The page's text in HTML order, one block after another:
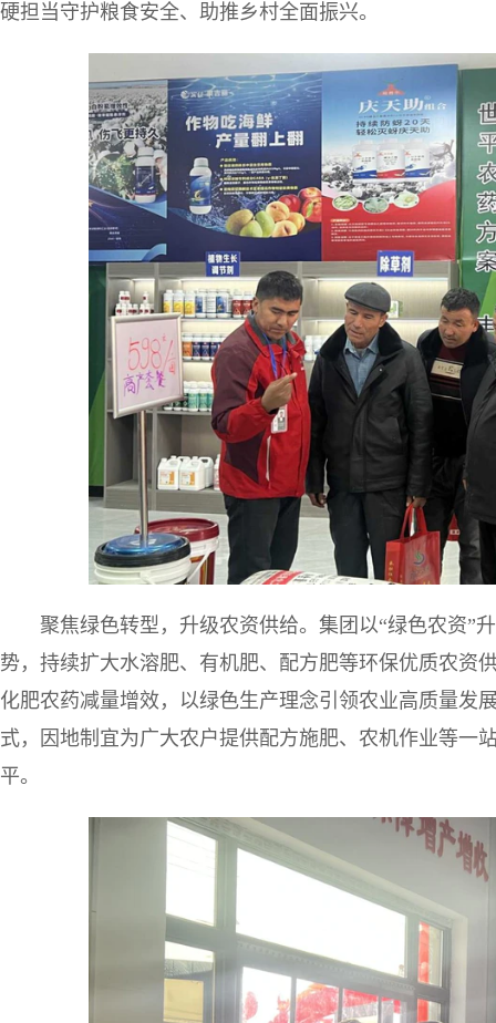
硬担当守护粮食安全、助推乡村全面振兴。
聚焦绿色转型，升级农资供给。集团以“绿色农资”
势，持续扩大水溶肥、有机肥、配方肥等环保优质农资
化肥农药减量增效，以绿色生产理念引领农业高质量发
式，因地制宜为广大农户提供配方施肥、农机作业等一
平。